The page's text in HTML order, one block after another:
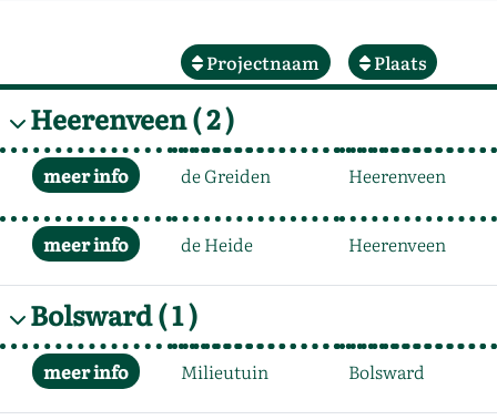
Projectnaam Plaats
Heerenveen( 2 )
de Greiden Heerenveen
de Heide Heerenveen
Bolsward( 1 )
Milieutuin Bolsward